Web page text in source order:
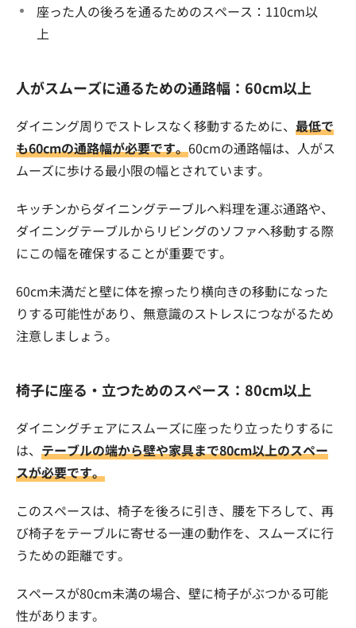
座った人の後ろを通るためのスペース：110cm以
上
人がスムーズに通るための通路幅：60cm以上
ダイニング周りでストレスなく移動するために、 最低で
も60cmの通路幅が必要です。60cmの通路幅は、人がス
ムーズに歩ける最小限の幅とされています。
キッチンからダイニングテーブルへ料理を運ぶ通路や、
ダイニングテーブルからリビングのソファへ移動する際
にこの幅を確保することが重要です。
60cm未満だと壁に体を擦ったり横向きの移動になった
りする可能性があり、無意識のストレスにつながるため
注意しましょう。
椅子に座る・立つためのスペース：80cm以上
ダイニングチェアにスムーズに座ったり立ったりするに
は、 テーブルの端から壁や家具まで80cm以上のスペー
スが必要です。
このスペースは、椅子を後ろに引き、腰を下ろして、再
び椅子をテーブルに寄せる一連の動作を、スムーズに行
うための距離です。
スペースが80cm未満の場合、壁に椅子がぶつかる可能
性があります。